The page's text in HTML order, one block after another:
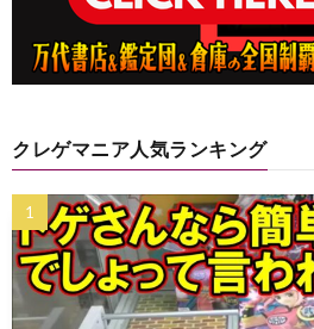
クレゲマニア人気ランキング